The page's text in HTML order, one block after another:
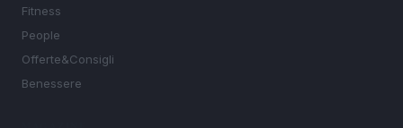
Fitness
People
Offerte&Consigli
Benessere